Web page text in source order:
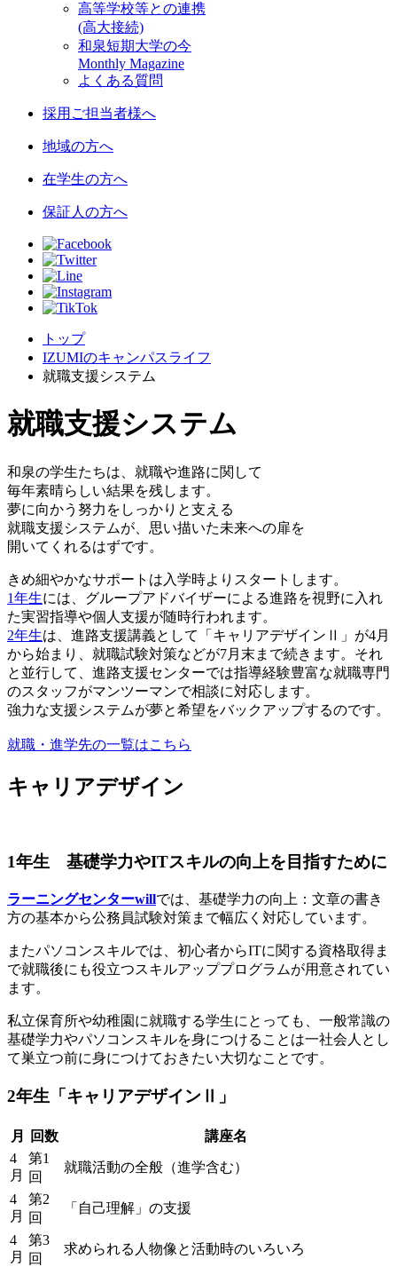
高等学校等との連携
(高大接続)
和泉短期大学の今
Monthly Magazine
よくある質問
採用ご担当者様へ
地域の方へ
在学生の方へ
保証人の方へ
トップ
IZUMIのキャンパスライフ
就職支援システム
就職支援システム
和泉の学生たちは、就職や進路に関して
毎年素晴らしい結果を残します。
夢に向かう努力をしっかりと支える
就職支援システムが、思い描いた未来への扉を
開いてくれるはずです。
きめ細やかなサポートは入学時よりスタートします。
1年生には、グループアドバイザーによる進路を視野に入れ
た実習指導や個人支援が随時行われます。
2年生は、進路支援講義として「キャリアデザインⅡ」が4月
から始まり、就職試験対策などが7月末まで続きます。それ
と並行して、進路支援センターでは指導経験豊富な就職専門
のスタッフがマンツーマンで相談に対応します。
強力な支援システムが夢と希望をバックアップするのです。
就職・進学先の一覧はこちら
キャリアデザイン
1年生 基礎学力やITスキルの向上を目指すために
ラーニングセンターwillでは、基礎学力の向上：文章の書き
方の基本から公務員試験対策まで幅広く対応しています。
またパソコンスキルでは、初心者からITに関する資格取得ま
で就職後にも役立つスキルアッププログラムが用意されてい
ます。
私立保育所や幼稚園に就職する学生にとっても、一般常識の
基礎学力やパソコンスキルを身につけることは一社会人とし
て巣立つ前に身につけておきたい大切なことです。
2年生「キャリアデザインⅡ」
月 回数
講座名
4
月
第1
回
就職活動の全般（進学含む）
4
月
第2
回
「自己理解」の支援
4
月
第3
回
求められる人物像と活動時のいろいろ